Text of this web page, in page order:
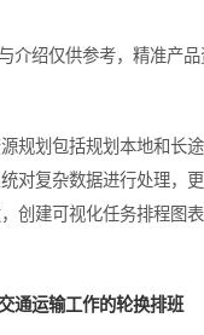
介绍仅供参考，精准产品
规划包括规划本地和长
对复杂数据进行处理，
创建可视化任务排程图
通运输工作的轮换排班